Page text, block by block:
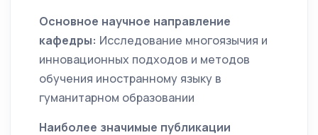
Основное научное направление
кафедры: Исследование многоязычия и
инновационных подходов и методов
обучения иностранному языку в
гуманитарном образовании
Наиболее значимые публикации